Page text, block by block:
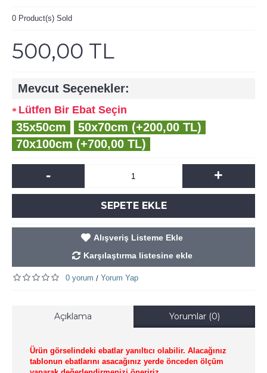
0 Product(s) Sold
500,00 TL
Mevcut Seçenekler:
Lütfen Bir Ebat Seçin
35x50cm
50x70cm (+200,00 TL)
70x100cm (+700,00 TL)
- +
SEPETE EKLE
Alışveriş Listeme Ekle
Karşılaştırma listesine ekle
0 yorum / Yorum Yap
Açıklama Yorumlar (0)
Ürün görselindeki ebatlar yanıltıcı olabilir. Alacağınız
tablonun ebatlarını asacağınız yerde önceden ölçüm